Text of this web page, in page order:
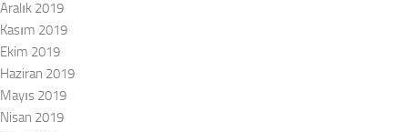
Aralık 2019
Kasım 2019
Ekim 2019
Haziran 2019
Mayıs 2019
Nisan 2019